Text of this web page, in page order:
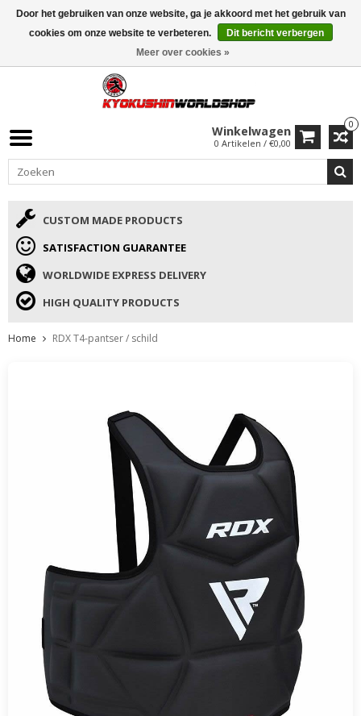
ISAMU SUMMER DEALS• 10% Korting + cadeau vanaf €169 →
0
Winkelwagen
0 Artikelen / €0,00
CUSTOM MADE PRODUCTS
SATISFACTION GUARANTEE
WORLDWIDE EXPRESS DELIVERY
HIGH QUALITY PRODUCTS
Home RDX T4-pantser / schild
Door het gebruiken van onze website, ga je akkoord met het gebruik van
cookies om onze website te verbeteren.
Dit bericht verbergen
Meer over cookies »